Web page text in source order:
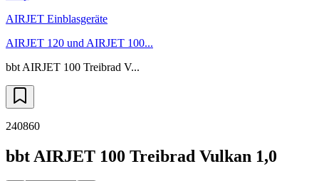
AIRJET Einblasgeräte
AIRJET 120 und AIRJET 100...
bbt AIRJET 100 Treibrad V...
240860
bbt AIRJET 100 Treibrad Vulkan 1,0